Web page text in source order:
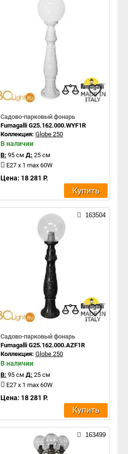
Садово-парковый фонарь
Fumagalli G25.162.000.WYF1R
Коллекция:Globe 250
В наличии
В: 95 см Д: 25 см
E27 x 1 max 60W
Цена: 18 281 Р.
Купить
163504
Садово-парковый фонарь
Fumagalli G25.162.000.AZF1R
Коллекция:Globe 250
В наличии
В: 95 см Д: 25 см
E27 x 1 max 60W
Цена: 18 281 Р.
Купить
163499